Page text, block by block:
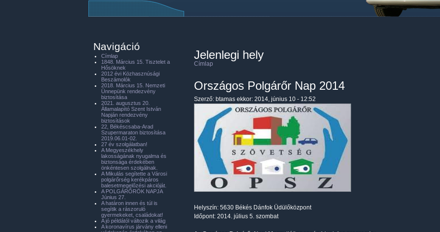
Jelenlegi hely
Címlap
Országos Polgárőr Nap 2014
Szerző: btamas ekkor: 2014, június 10 - 12:52
Helyszín: 5630 Békés Dánfok Üdülőközpont
Időpont: 2014. július 5. szombat
Navigáció
Címlap
1848. Március 15. Tisztelet a
Hősöknek
2012 évi Közhasznúsági
Beszámolók
2018. Március 15. Nemzeti
Ünnepünk rendezvény
biztosítása
2021. augusztus 20.
Államalapító Szent István
Napján rendezvény
biztosítások
22, Békéscsaba-Arad
Szupermaraton biztosítása
2019.06.01-02.
27 év szolgálatban!
A Megyeszékhely
lakosságának nyugalma és
biztonsága érdekében
önkéntesen szolgálnak.
A Mikulás segítette a Városi
polgárőrség kerékpáros
balesetmegelőzési akcióját.
A POLGÁRŐRÖK NAPJA
Június 27.
A határon innen és túl is
segítik a rászoruló
gyermekeket, családokat!
A jó példától változik a világ
A koronavírus járvány elleni